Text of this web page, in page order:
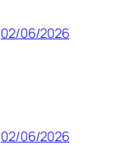
02/06/2026
02/06/2026